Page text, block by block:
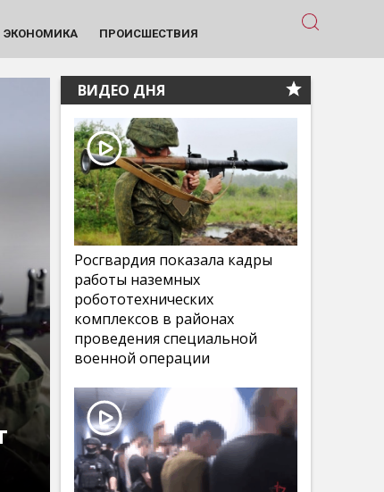
ЭКОНОМИКА ПРОИСШЕСТВИЯ
ВИДЕО ДНЯ
Росгвардия показала кадры
работы наземных
робототехнических
комплексов в районах
проведения специальной
военной операции